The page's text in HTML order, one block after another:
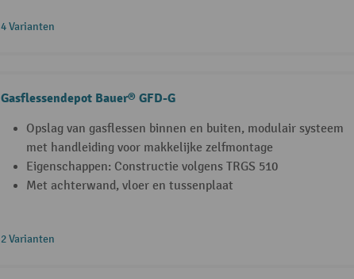
4 Varianten
Gasflessendepot Bauer® GFD-G
Opslag van gasflessen binnen en buiten, modulair systeem
met handleiding voor makkelijke zelfmontage
Eigenschappen: Constructie volgens TRGS 510
Met achterwand, vloer en tussenplaat
2 Varianten